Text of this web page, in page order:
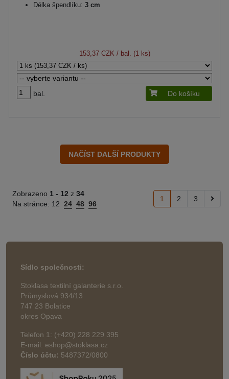
Délka špendlíku: 3 cm
153,37 CZK / bal. (1 ks)
bal. Do košíku
Zobrazeno 1 - 12 z 34
Na stránce: 12 24 48 96
1 2 3
Sídlo společnosti:
Stoklasa textilní galanterie s.r.o.
Průmyslová 934/13
747 23 Bolatice
okres Opava
Telefon 1: (+420) 228 229 395
E-mail: eshop@stoklasa.cz
Číslo účtu: 5487372/0800